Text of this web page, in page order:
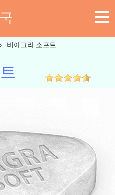
비아그라 소프트